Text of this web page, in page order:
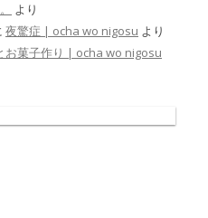
より
夜驚症 | ocha wo nigosu より
お菓子作り | ocha wo nigosu